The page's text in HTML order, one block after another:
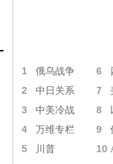
1 俄乌战争 6
2 中日关系 7
3 中美冷战 8
4 万维专栏 9
5 川普 10